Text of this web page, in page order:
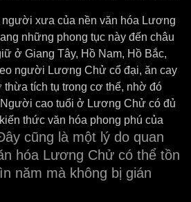
xưa của nền văn hóa Lương
những phong tục này đến châu
ở Giang Tây, Hồ Nam, Hồ Bắc,
người Lương Chử cổ đại, ăn cay
thừa tích tụ trong cơ thể, nhờ đó
cao tuổi ở Lương Chử có đủ
​​thức văn hóa phong phú của
cũng là một lý do quan
hóa Lương Chử có thể tồn
năm mà không bị gián